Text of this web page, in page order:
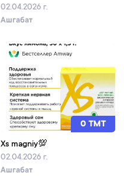
02.04.2026 г.
Ашгабат
0 TMT
Xs magniy💯
02.04.2026 г.
Ашгабат